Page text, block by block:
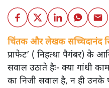
चिंतक और लेखक सच्चिदानंद
प्राफेट’ ( निहत्था पैगंबर) के
सवाल उठाते हैः- क्या गांधी
का निजी सवाल है, न ही उनके